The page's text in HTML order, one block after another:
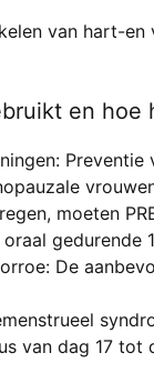
van hart-
en hoe
moeten
gedurende
De
van dag 17 tot